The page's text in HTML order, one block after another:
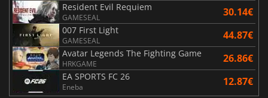
Resident Evil Requiem
GAMESEAL 30.14€
007 First Light
GAMESEAL 44.87€
Avatar Legends The Fighting Game
HRKGAME 26.86€
EA SPORTS FC 26
Eneba 12.87€